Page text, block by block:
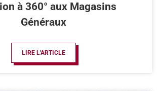
à 360° aux Magasins
Généraux
LIRE L'ARTICLE